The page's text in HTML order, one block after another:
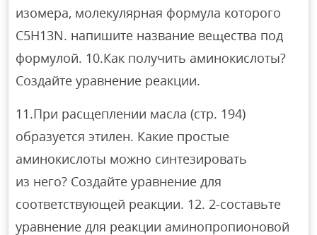
изомера, молекулярная формула которого
C5H13N. напишите название вещества под
формулой. 10.Как получить аминокислоты?
Создайте уравнение реакции.
11.При расщеплении масла (стр. 194)
образуется этилен. Какие простые
аминокислоты можно синтезировать
из него? Создайте уравнение для
соответствующей реакции. 12. 2-составьте
уравнение для реакции аминопропионовой